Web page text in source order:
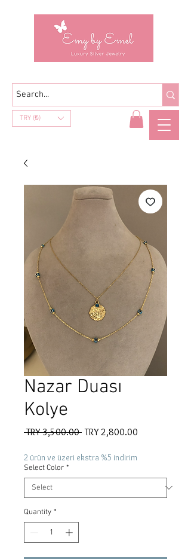
TRY (₺)
Nazar Duası
Kolye
TRY 3,500.00 Regular
TRY 2,800.00
2 ürün ve üzeri ekstra %5 indirim
Select Color *
Quantity *